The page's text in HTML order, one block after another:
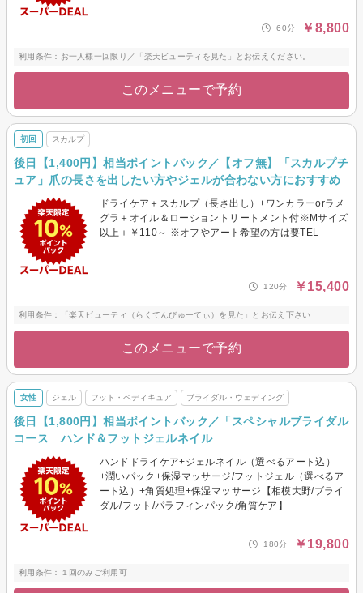
60分 ￥8,800
利用条件：お一人様一回限り／「楽天ビューティを見た」とお伝えください。
このメニューで予約
初回 スカルプ
後日【1,400円】相当ポイントバック／【オフ無】「スカルプチ
ュア」爪の長さを出したい方やジェルが合わない方におすすめ
ドライケア＋スカルプ（長さ出し）+ワンカラーorラメ
グラ＋オイル＆ローショントリートメント付※Mサイズ
以上＋￥110～ ※オフやアート希望の方は要TEL
120分 ￥15,400
利用条件：「楽天ビューティ（らくてんびゅーてぃ）を見た」とお伝え下さい
このメニューで予約
女性 ジェル フット・ペディキュア ブライダル・ウェディング
後日【1,800円】相当ポイントバック／「スペシャルブライダル
コース ハンド＆フットジェルネイル
ハンドドライケア+ジェルネイル（選べるアート込）
+潤いパック+保湿マッサージ/フットジェル（選べるア
ート込）+角質処理+保湿マッサージ【相模大野/ブライ
ダル/フット/パラフィンパック/角質ケア】
180分 ￥19,800
利用条件：１回のみご利用可